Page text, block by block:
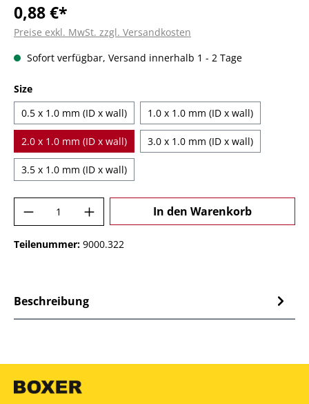
0,88 €*
Preise exkl. MwSt. zzgl. Versandkosten
Sofort verfügbar, Versand innerhalb 1 - 2 Tage
Sizeauswählen
0.5 x 1.0 mm (ID x wall)
1.0 x 1.0 mm (ID x wall)
2.0 x 1.0 mm (ID x wall) 3.0 x 1.0 mm (ID x wall)
3.5 x 1.0 mm (ID x wall)
Produkt Anzahl: Gib den gewünschten
In den Warenkorb
Teilenummer: 9000.322
Beschreibung